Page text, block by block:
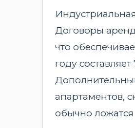
Договоры
что
году
апартаментов,
обычно